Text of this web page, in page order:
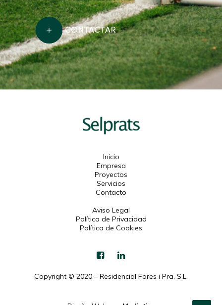
CONTACTAR
Inicio
Empresa
Proyectos
Servicios
Contacto
Aviso Legal
Política de Privacidad
Política de Cookies
Copyright © 2020 – Residencial Fores i Pra, S.L.